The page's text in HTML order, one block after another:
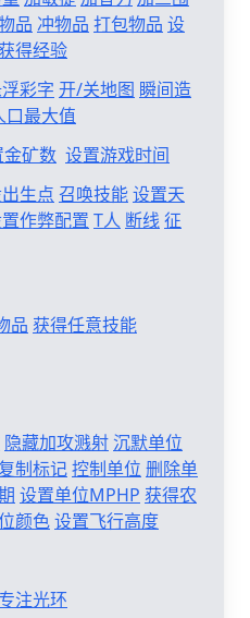
品 冲物品 打包物品 设
得经验
彩字 开/关地图 瞬间造
最大值
矿数 设置游戏时间
生点 召唤技能设置天
作弊配置 T人 断线征
品 获得任意技能
隐藏加攻溅射沉默单位
制标记控制单位 删除单
设置单位MPHP 获得农
颜色设置飞行高度
专注光环